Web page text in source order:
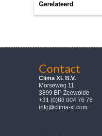
Gerelateerd
Contact
Clima XL B.V.
Morseweg 11
3899 BP Zeewolde
+31 (0)88 004 76 76
info@clima-xl.com